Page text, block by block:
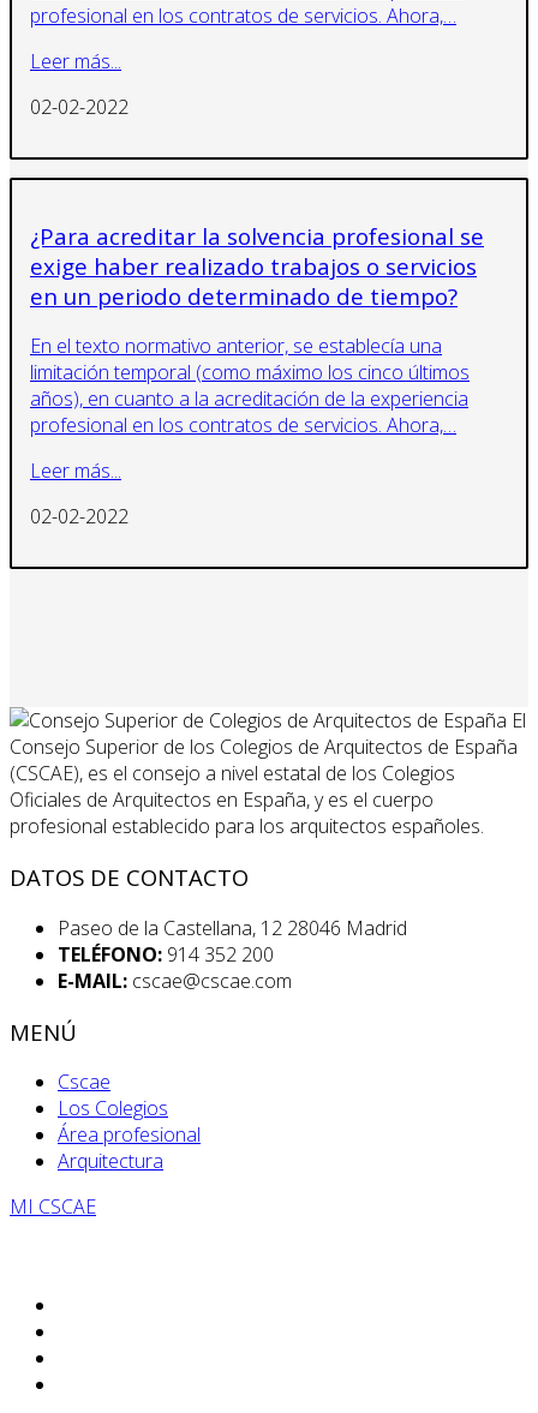
profesional en los contratos de servicios. Ahora,…
Leer más...
02-02-2022
¿Para acreditar la solvencia profesional se
exige haber realizado trabajos o servicios
en un periodo determinado de tiempo?
En el texto normativo anterior, se establecía una
limitación temporal (como máximo los cinco últimos
años), en cuanto a la acreditación de la experiencia
profesional en los contratos de servicios. Ahora,…
Leer más...
02-02-2022
El
Consejo Superior de los Colegios de Arquitectos de España
(CSCAE), es el consejo a nivel estatal de los Colegios
Oficiales de Arquitectos en España, y es el cuerpo
profesional establecido para los arquitectos españoles.
DATOS DE CONTACTO
Paseo de la Castellana, 12 28046 Madrid
TELÉFONO: 914 352 200
E-MAIL: cscae@cscae.com
MENÚ
Cscae
Los Colegios
Área profesional
Arquitectura
MI CSCAE